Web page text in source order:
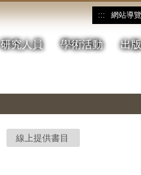
::: 網站導覽
研究人員 學術活動 出
線上提供書目